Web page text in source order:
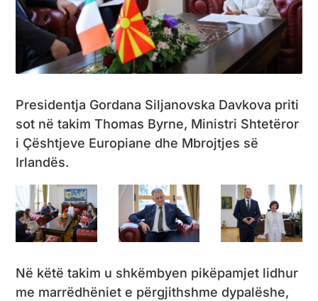
Presidentja Gordana Siljanovska Davkova priti
sot në takim Thomas Byrne, Ministri Shtetëror
i Çështjeve Europiane dhe Mbrojtjes së
Irlandës.
Në këtë takim u shkëmbyen pikëpamjet lidhur
me marrëdhëniet e përgjithshme dypalëshe,